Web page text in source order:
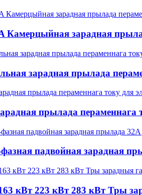
Камерцыйная зарадная
зарадная прылада
прылада пераменнага
падвойная зарадная
кВт 223 кВт 283 кВт Тры